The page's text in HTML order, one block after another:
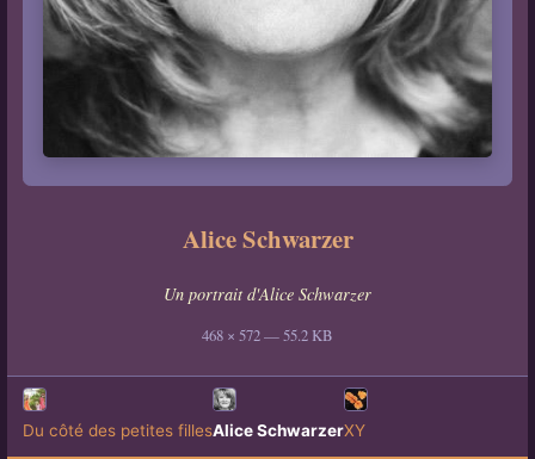
Alice Schwarzer
Un portrait d'Alice Schwarzer
468 × 572 — 55.2 KB
Du côté des petites fillesAlice SchwarzerXY